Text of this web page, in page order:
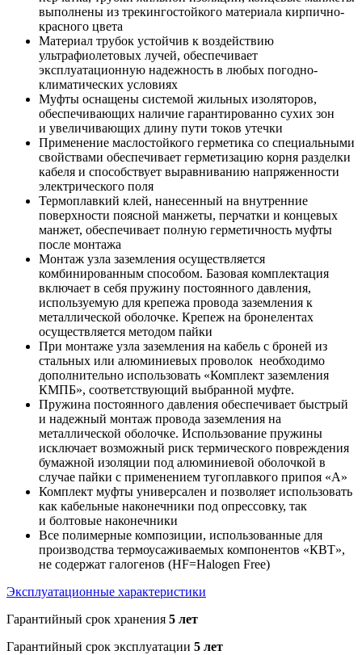
выполнены из трекингостойкого материала кирпично-
красного цвета
Материал трубок устойчив к воздействию
ультрафиолетовых лучей, обеспечивает
эксплуатационную надежность в любых погодно-
климатических условиях
Муфты оснащены системой жильных изоляторов,
обеспечивающих наличие гарантированно сухих зон
и увеличивающих длину пути токов утечки
Применение маслостойкого герметика со специальными
свойствами обеспечивает герметизацию корня разделки
кабеля и способствует выравниванию напряженности
электрического поля
Термоплавкий клей, нанесенный на внутренние
поверхности поясной манжеты, перчатки и концевых
манжет, обеспечивает полную герметичность муфты
после монтажа
Монтаж узла заземления осуществляется
комбинированным способом. Базовая комплектация
включает в себя пружину постоянного давления,
используемую для крепежа провода заземления к
металлической оболочке. Крепеж на бронелентах
осуществляется методом пайки
При монтаже узла заземления на кабель с броней из
стальных или алюминиевых проволок необходимо
дополнительно использовать «Комплект заземления
КМПБ», соответствующий выбранной муфте.
Пружина постоянного давления обеспечивает быстрый
и надежный монтаж провода заземления на
металлической оболочке. Использование пружины
исключает возможный риск термического повреждения
бумажной изоляции под алюминиевой оболочкой в
случае пайки с применением тугоплавкого припоя «А»
Комплект муфты универсален и позволяет использовать
как кабельные наконечники под опрессовку, так
и болтовые наконечники
Все полимерные композиции, использованные для
производства термоусаживаемых компонентов «КВТ»,
не содержат галогенов (HF=Halogen Free)
Эксплуатационные характеристики
Гарантийный срок хранения 5 лет
Гарантийный срок эксплуатации 5 лет